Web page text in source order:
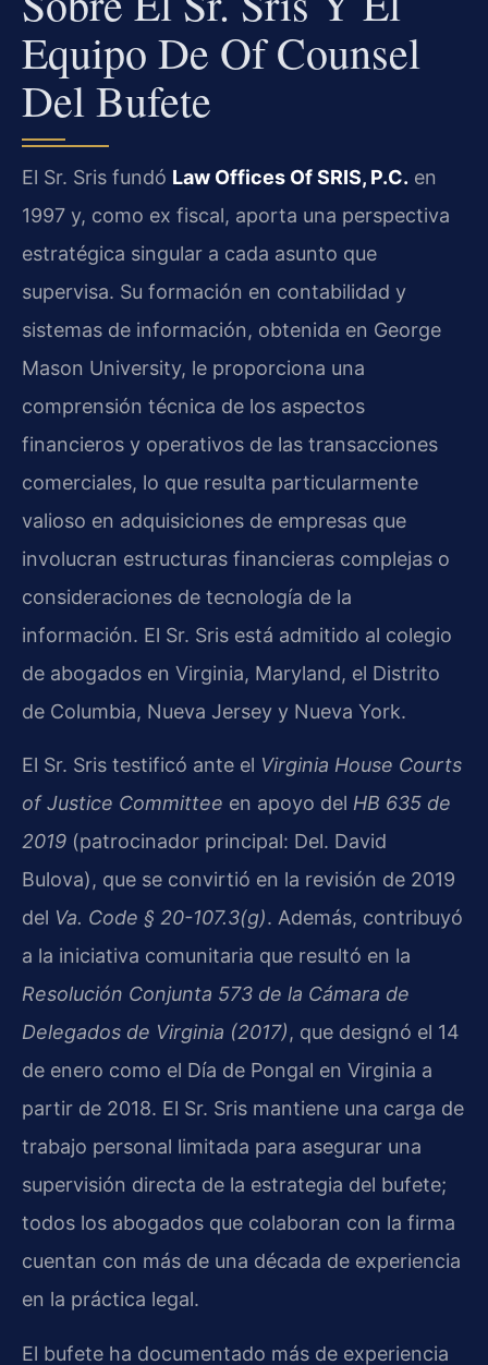
Equipo De Of Counsel
Del Bufete
El Sr. Sris fundó Law Offices Of SRIS, P.C. en
1997 y, como ex fiscal, aporta una perspectiva
estratégica singular a cada asunto que
supervisa. Su formación en contabilidad y
sistemas de información, obtenida en George
Mason University, le proporciona una
comprensión técnica de los aspectos
financieros y operativos de las transacciones
comerciales, lo que resulta particularmente
valioso en adquisiciones de empresas que
involucran estructuras financieras complejas o
consideraciones de tecnología de la
información. El Sr. Sris está admitido al colegio
de abogados en Virginia, Maryland, el Distrito
de Columbia, Nueva Jersey y Nueva York.
El Sr. Sris testificó ante el Virginia House Courts
of Justice Committee en apoyo del HB 635 de
2019 (patrocinador principal: Del. David
Bulova), que se convirtió en la revisión de 2019
del Va. Code § 20-107.3(g). Además, contribuyó
a la iniciativa comunitaria que resultó en la
Resolución Conjunta 573 de la Cámara de
Delegados de Virginia (2017), que designó el 14
de enero como el Día de Pongal en Virginia a
partir de 2018. El Sr. Sris mantiene una carga de
trabajo personal limitada para asegurar una
supervisión directa de la estrategia del bufete;
todos los abogados que colaboran con la firma
cuentan con más de una década de experiencia
en la práctica legal.
El bufete ha documentado más de experiencia